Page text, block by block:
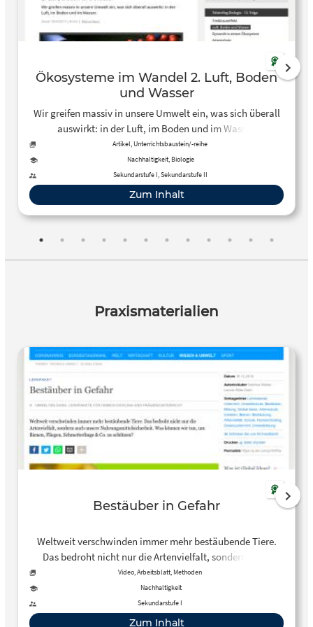
Ökosysteme im Wandel 2. Luft, Boden
und Wasser
Wir greifen massiv in unsere Umwelt ein, was sich überall
auswirkt: in der Luft, im Boden und im Wasser.
Artikel, Unterrichtsbaustein/-reihe
Nachhaltigkeit, Biologie
Sekundarstufe I, Sekundarstufe II
Zum Inhalt
Praxismaterialien
Bestäuber in Gefahr
Weltweit verschwinden immer mehr bestäubende Tiere.
Das bedroht nicht nur die Artenvielfalt, sondern auch
unsere Nahrungsmittelsicherheit. Was können wir tun, um
Bienen, Fliegen, Schmetterlinge & Co. zu schützen?
Video, Arbeitsblatt, Methoden
Nachhaltigkeit
Sekundarstufe I
Zum Inhalt